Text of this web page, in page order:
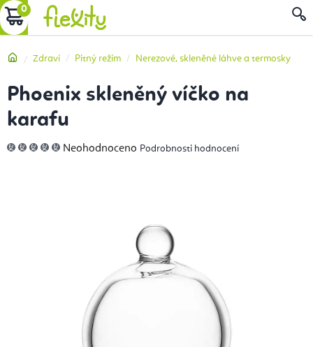
Přejít
na
NÁKUPNÍ
DomůZdraví Pitný režim Nerezové, skleněné láhve a termosky
Phoenix skleněný víčko na
karafu
Průměrné
hodnocení
Neohodnoceno Podrobnosti hodnocení